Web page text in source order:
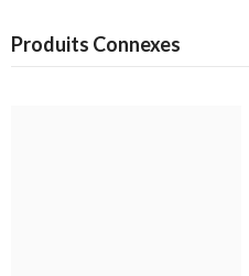
Produits Connexes